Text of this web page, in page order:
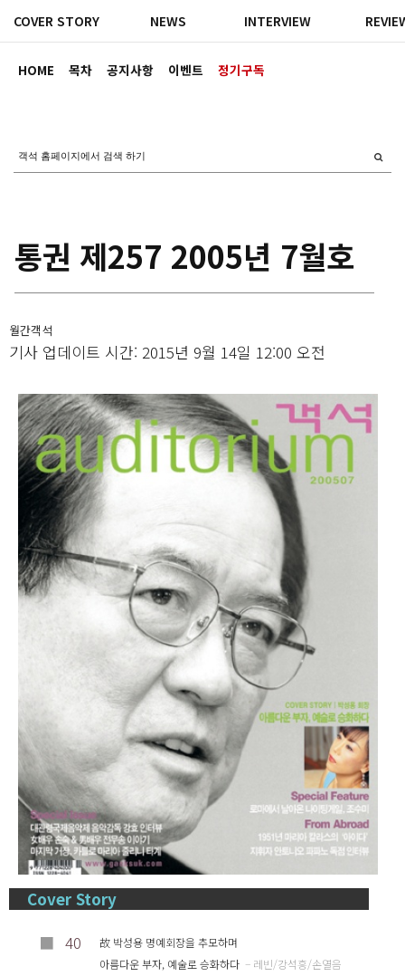
HOME 목차 공지사항 이벤트 정기구독
COVER STORY NEWS INTERVIEW
통권 제257 2005년 7월호
월간객석
기사 업데이트 시간: 2015년 9월 14일 12:00 오전
Cover Story
■ 40
故 박성용 명예회장을 추모하며
아름다운 부자, 예술로 승화하다 – 레빈/강석흥/손열음